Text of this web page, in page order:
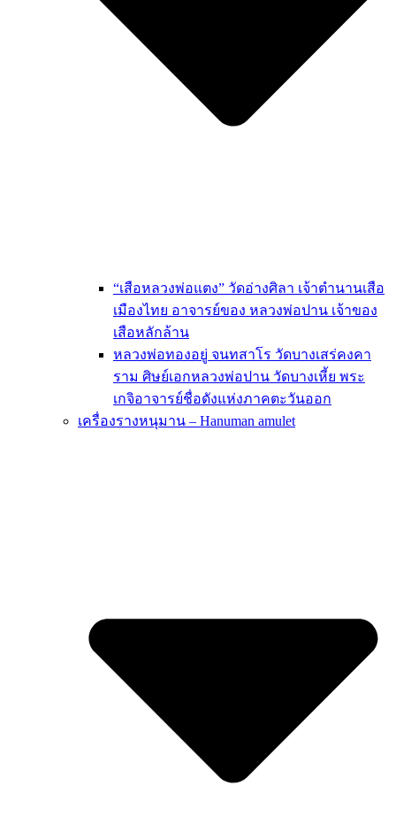
“เสือหลวงพ่อแตง” วัดอ่างศิลา เจ้าตำนานเสือ
เมืองไทย อาจารย์ของ หลวงพ่อปาน เจ้าของ
เสือหลักล้าน
หลวงพ่อทองอยู่ จนทสาโร วัดบางเสร่คงคา
ราม ศิษย์เอกหลวงพ่อปาน วัดบางเหี้ย พระ
เกจิอาจารย์ชื่อดังแห่งภาคตะวันออก
เครื่องรางหนุมาน – Hanuman amulet